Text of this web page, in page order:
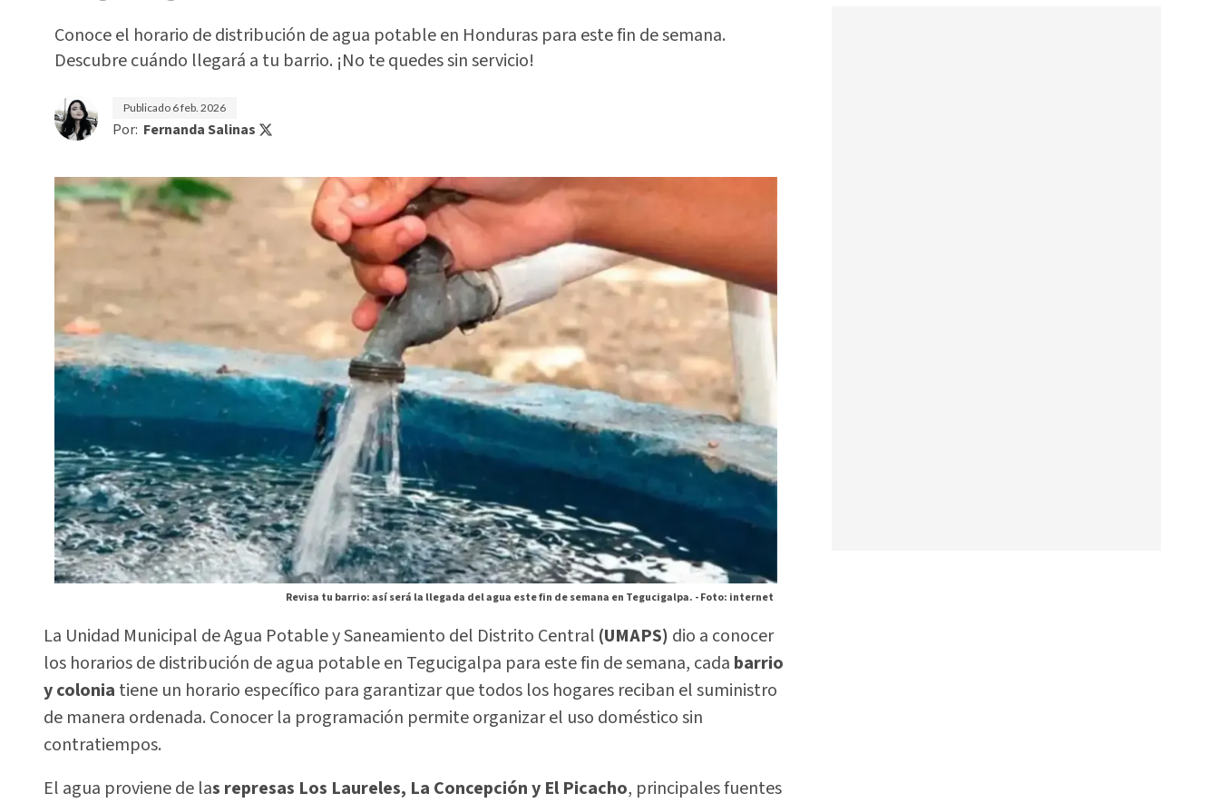
Conoce el horario de distribución de agua potable en Honduras para este fin de semana.
Descubre cuándo llegará a tu barrio. ¡No te quedes sin servicio!
Publicado 6 feb. 2026
Por: Fernanda Salinas
Revisa tu barrio: así será la llegada del agua este fin de semana en Tegucigalpa. -Foto: internet
La Unidad Municipal de Agua Potable y Saneamiento del Distrito Central (UMAPS) dio a conocer
los horarios de distribución de agua potable en Tegucigalpa para este fin de semana, cada barrio
y colonia tiene un horario específico para garantizar que todos los hogares reciban el suministro
de manera ordenada. Conocer la programación permite organizar el uso doméstico sin
contratiempos.
El agua proviene de las represas Los Laureles, La Concepción y El Picacho, principales fuentes